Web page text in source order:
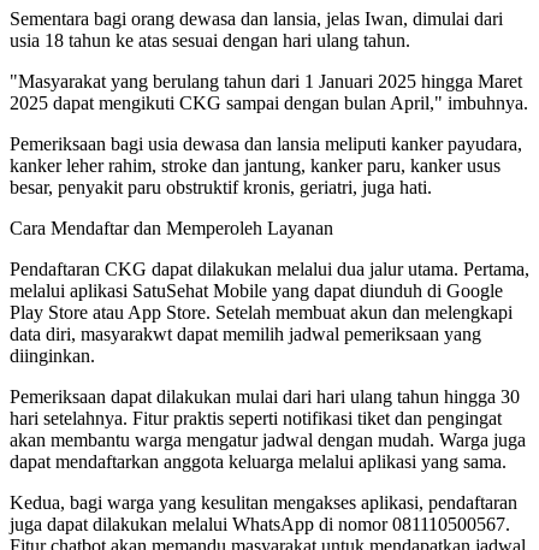
Sementara bagi orang dewasa dan lansia, jelas Iwan, dimulai dari
usia 18 tahun ke atas sesuai dengan hari ulang tahun.
"Masyarakat yang berulang tahun dari 1 Januari 2025 hingga Maret
2025 dapat mengikuti CKG sampai dengan bulan April," imbuhnya.
Pemeriksaan bagi usia dewasa dan lansia meliputi kanker payudara,
kanker leher rahim, stroke dan jantung, kanker paru, kanker usus
besar, penyakit paru obstruktif kronis, geriatri, juga hati.
Cara Mendaftar dan Memperoleh Layanan
Pendaftaran CKG dapat dilakukan melalui dua jalur utama. Pertama,
melalui aplikasi SatuSehat Mobile yang dapat diunduh di Google
Play Store atau App Store. Setelah membuat akun dan melengkapi
data diri, masyarakwt dapat memilih jadwal pemeriksaan yang
diinginkan.
Pemeriksaan dapat dilakukan mulai dari hari ulang tahun hingga 30
hari setelahnya. Fitur praktis seperti notifikasi tiket dan pengingat
akan membantu warga mengatur jadwal dengan mudah. Warga juga
dapat mendaftarkan anggota keluarga melalui aplikasi yang sama.
Kedua, bagi warga yang kesulitan mengakses aplikasi, pendaftaran
juga dapat dilakukan melalui WhatsApp di nomor 081110500567.
Fitur chatbot akan memandu masyarakat untuk mendapatkan jadwal